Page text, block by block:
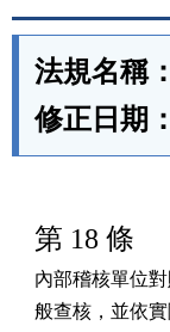
法規名稱：
修正日期：
第 18 條
內部稽核單位
般查核，並依